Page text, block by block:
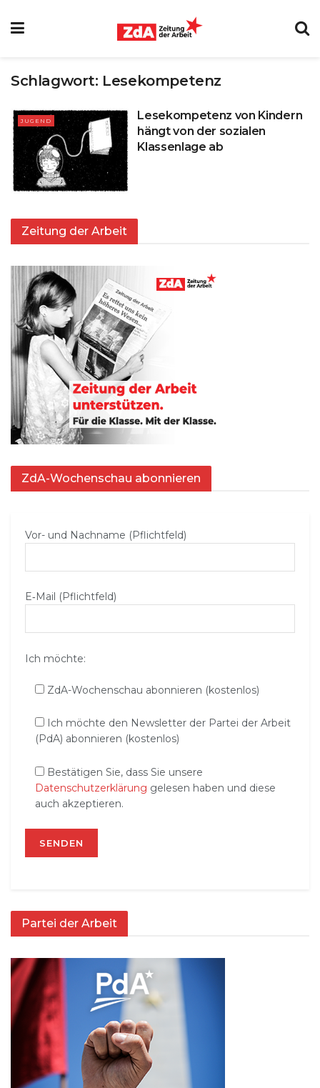
Schlagwort: Lesekompetenz
JUGEND
Lesekompetenz von Kindern
hängt von der sozialen
Klassenlage ab
Zeitung der Arbeit
ZdA-Wochenschau abonnieren
Vor- und Nachname (Pflichtfeld)
E‑Mail (Pflichtfeld)
Ich möchte:
ZdA-Wochenschau abonnieren (kostenlos)
Ich möchte den Newsletter der Partei der Arbeit
(PdA) abonnieren (kostenlos)
Bestätigen Sie, dass Sie unsere
Datenschutzerklärung gelesen haben und diese
auch akzeptieren.
Partei der Arbeit